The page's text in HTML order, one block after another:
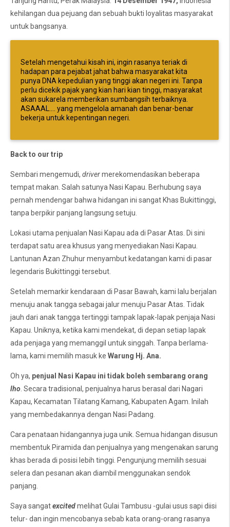
kehilangan dua pejuang dan sebuah bukti loyalitas masyarakat
untuk bangsanya.
Setelah mengetahui kisah ini, ingin rasanya teriak di
hadapan para pejabat jahat bahwa masyarakat kita
punya DNA kepedulian yang tinggi akan negeri ini. Tanpa
perlu dicekik pajak yang kian hari kian tinggi, masyarakat
akan sukarela memberikan sumbangsih terbaiknya.
ASAAAL.... yang mengelola amanah dan benar-benar
bekerja untuk kepentingan negeri.
Back to our trip
Sembari mengemudi, drivermerekomendasikan beberapa
tempat makan. Salah satunya Nasi Kapau. Berhubung saya
pernah mendengar bahwa hidangan ini sangat Khas Bukittinggi,
tanpa berpikir panjang langsung setuju.
Lokasi utama penjualan Nasi Kapau ada di Pasar Atas. Di sini
terdapat satu area khusus yang menyediakan Nasi Kapau.
Lantunan Azan Zhuhur menyambut kedatangan kami di pasar
legendaris Bukittinggi tersebut.
Setelah memarkir kendaraan di Pasar Bawah, kami lalu berjalan
menuju anak tangga sebagai jalur menuju Pasar Atas. Tidak
jauh dari anak tangga tertinggi tampak lapak-lapak penjaja Nasi
Kapau. Uniknya, ketika kami mendekat, di depan setiap lapak
ada penjaga yang memanggil untuk singgah. Tanpa berlama-
lama, kami memilih masuk ke Warung Hj. Ana.
Oh ya, penjual Nasi Kapau ini tidak boleh sembarang orang
lho. Secara tradisional, penjualnya harus berasal dari Nagari
Kapau, Kecamatan Tilatang Kamang, Kabupaten Agam. Inilah
yang membedakannya dengan Nasi Padang.
Cara penataan hidangannya juga unik. Semua hidangan disusun
membentuk Piramida dan penjualnya yang mengenakan sarung
khas berada di posisi lebih tinggi. Pengunjung memilih sesuai
selera dan pesanan akan diambil menggunakan sendok
panjang.
Saya sangatexcitedmelihat Gulai Tambusu -gulai usus sapi diisi
telur- dan ingin mencobanya sebab kata orang-orang rasanya